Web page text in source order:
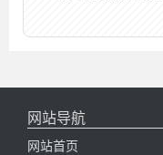
网站导航
网站首页